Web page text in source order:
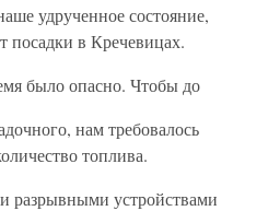
удрученное состояние,
посадки в Кречевицах.
было опасно. Чтобы до
нам требовалось
топлива.
разрывными устройствами